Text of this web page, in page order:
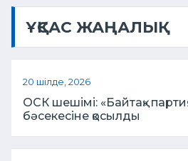
ҰҚСАС ЖАҢАЛЫҚ
20 шілде, 2026
ОСК шешімі: «Байтақ»
бәсекесіне қосылды